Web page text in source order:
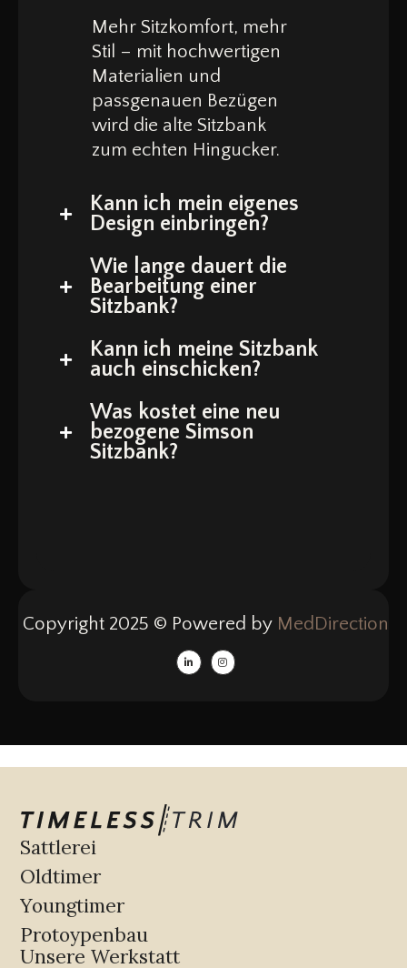
Mehr Sitzkomfort, mehr
Stil – mit hochwertigen
Materialien und
passgenauen Bezügen
wird die alte Sitzbank
zum echten Hingucker.
Kann ich mein eigenes
Design einbringen?
Wie lange dauert die
Bearbeitung einer
Sitzbank?
Kann ich meine Sitzbank
auch einschicken?
Was kostet eine neu
bezogene Simson
Sitzbank?
Copyright 2025 © Powered by MedDirection
Sattlerei
Oldtimer
Youngtimer
Protoypenbau
Unsere Werkstatt